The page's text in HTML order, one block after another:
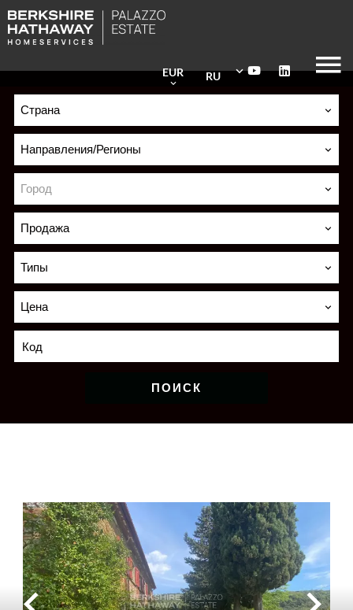
RU
EUR
Страна
Направления/Регионы
Город
Продажа
Типы
Цена
ПОИСК